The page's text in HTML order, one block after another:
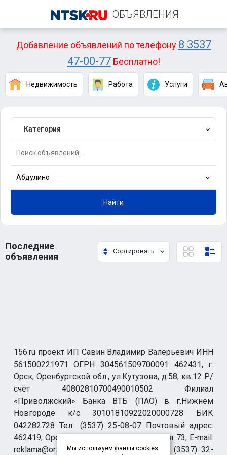
ОБЪЯВЛЕНИЯ
Добавление объявлений по телефону 8 3537
47-00-77Бесплатно!
Недвижимость Работа Услуги
Категория
Абдулино
Найти
Последние
объявления
Сортировать
156.ru проект ИП Савин Владимир Валерьевич ИНН
561500221971 ОГРН 304561509700091 462431, г.
Орск, Оренбургской обл., ул.Кутузова, д.58, кв.12 Р/
счёт 40802810700490010502 Филиал
«Приволжский» Банка ВТБ (ПАО) в г.Нижнем
Новгороде к/с 30101810922020000728 БИК
042282728 Тел.: (3537) 25-08-07 Почтовый адрес:
462419, Оренбургская обл., г. Орск-19 а/я 73, E-mail:
reklama@orsk.ru ТЕЛЕФОН МОДЕРАЦИИ (3537) 32-
Мы используем файлы cookies